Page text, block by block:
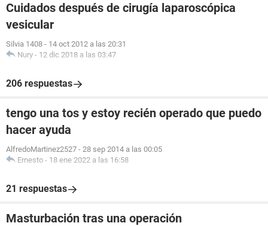
Cuidados después de cirugía laparoscópica
vesicular
Silvia 1408 - 14 oct 2012 a las 20:31
Nury - 12 dic 2018 a las 03:47
206 respuestas
tengo una tos y estoy recién operado que puedo
hacer ayuda
AlfredoMartinez2527 - 28 sep 2014 a las 00:05
Ernesto - 18 ene 2022 a las 16:58
21 respuestas
Masturbación tras una operación